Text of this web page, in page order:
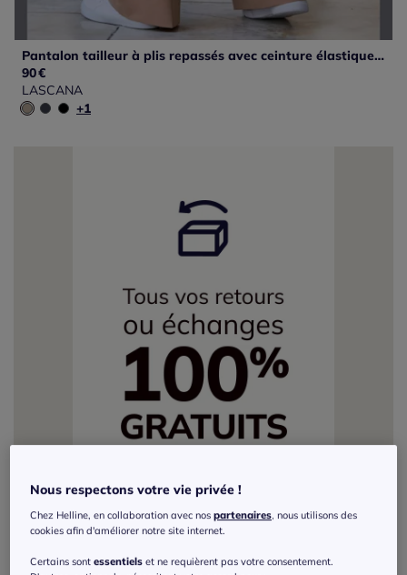
Pantalon tailleur à plis repassés avec ceinture élastique ajustable
90€
LASCANA
+1
Nous respectons votre vie privée !
Chez Helline, en collaboration avec nospartenaires, nous utilisons des
cookies afin d'améliorer notre site internet.
Certains sontessentiels et ne requièrent pas votre consentement.